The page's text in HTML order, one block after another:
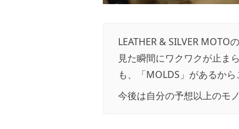
LEATHER & SILVER
見た瞬間にワクワクが止ま
も、「MOLDS」があるから
今後は自分の予想以上のモ